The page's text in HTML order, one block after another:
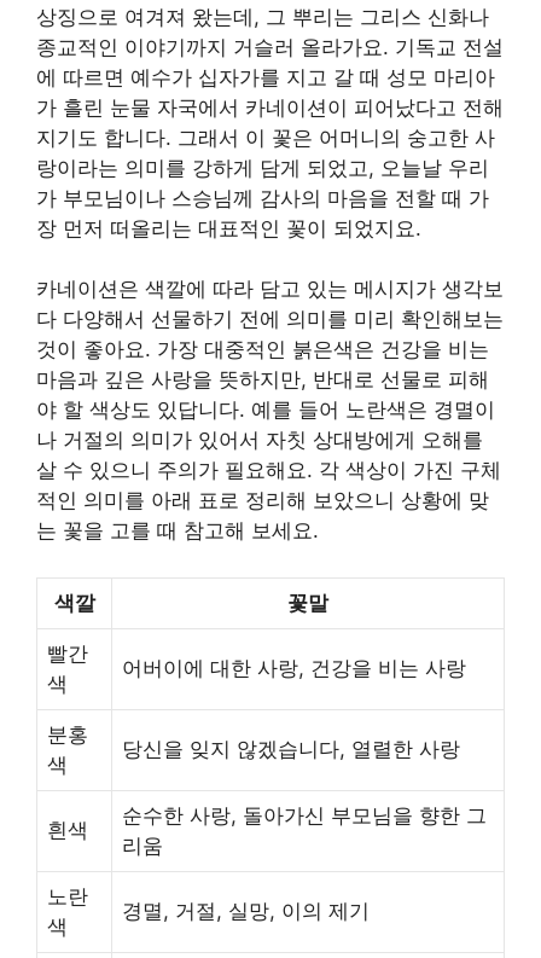
상징으로 여겨져 왔는데, 그 뿌리는 그리스 신화나
종교적인 이야기까지 거슬러 올라가요. 기독교 전설
에 따르면 예수가 십자가를 지고 갈 때 성모 마리아
가 흘린 눈물 자국에서 카네이션이 피어났다고 전해
지기도 합니다. 그래서 이 꽃은 어머니의 숭고한 사
랑이라는 의미를 강하게 담게 되었고, 오늘날 우리
가 부모님이나 스승님께 감사의 마음을 전할 때 가
장 먼저 떠올리는 대표적인 꽃이 되었지요.
카네이션은 색깔에 따라 담고 있는 메시지가 생각보
다 다양해서 선물하기 전에 의미를 미리 확인해보는
것이 좋아요. 가장 대중적인 붉은색은 건강을 비는
마음과 깊은 사랑을 뜻하지만, 반대로 선물로 피해
야 할 색상도 있답니다. 예를 들어 노란색은 경멸이
나 거절의 의미가 있어서 자칫 상대방에게 오해를
살 수 있으니 주의가 필요해요. 각 색상이 가진 구체
적인 의미를 아래 표로 정리해 보았으니 상황에 맞
는 꽃을 고를 때 참고해 보세요.
색깔 꽃말
빨간
색
어버이에 대한 사랑, 건강을 비는 사랑
분홍
색
당신을 잊지 않겠습니다, 열렬한 사랑
흰색
순수한 사랑, 돌아가신 부모님을 향한 그
리움
노란
색
경멸, 거절, 실망, 이의 제기